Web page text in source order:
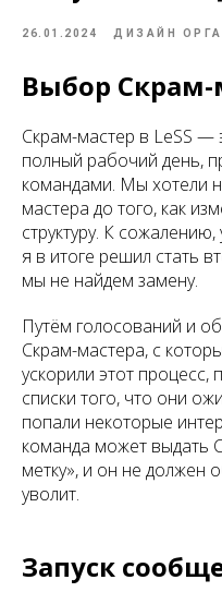
26.01.2024 ДИЗАЙН
Выбор Скрам-
Скрам-мастер в LeSS —
полный рабочий день,
командами. Мы хотели
мастера до того, как
структуру. К
я в итоге решил стать
мы не найдем замену.
Путём голосований и
Скрам-мастера, с
ускорили этот
списки того, что они
попали некоторые
команда может выдать
метку», и он не должен
уволит.
Запуск